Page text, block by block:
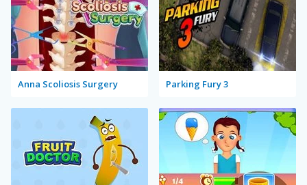
Anna Scoliosis Surgery Parking Fury 3